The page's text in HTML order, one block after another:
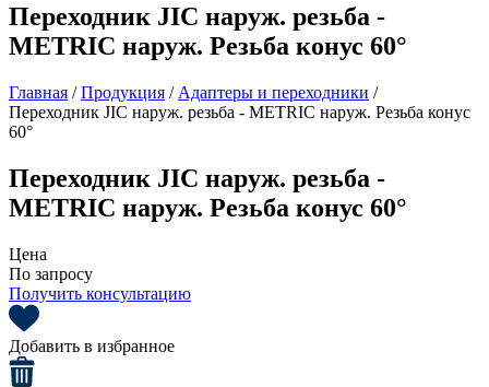
Переходник JIC наруж. резьба -
METRIC наруж. Резьба конус 60°
Главная /Продукция / Адаптеры и переходники /
Переходник JIC наруж. резьба - METRIC наруж. Резьба конус
60°
Переходник JIC наруж. резьба -
METRIC наруж. Резьба конус 60°
Цена
По запросу
Получить консультацию
Добавить в избранное